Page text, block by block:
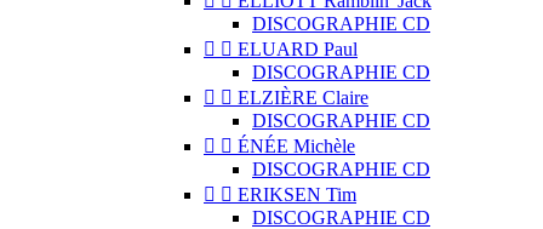
DISCOGRAPHIE CD
  ELUARD Paul
DISCOGRAPHIE CD
  ELZIÈRE Claire
DISCOGRAPHIE CD
  ÉNÉE Michèle
DISCOGRAPHIE CD
  ERIKSEN Tim
DISCOGRAPHIE CD